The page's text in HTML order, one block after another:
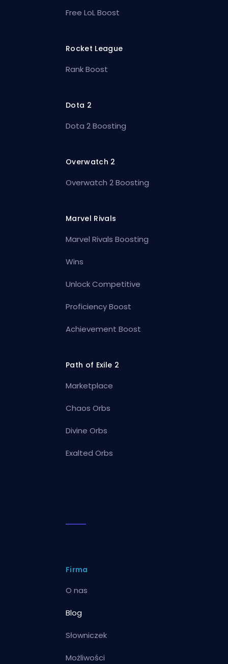
Free LoL Boost
Rocket League
Rank Boost
Dota 2
Dota 2 Boosting
Overwatch 2
Overwatch 2 Boosting
Marvel Rivals
Marvel Rivals Boosting
Wins
Unlock Competitive
Proficiency Boost
Achievement Boost
Path of Exile 2
Marketplace
Chaos Orbs
Divine Orbs
Exalted Orbs
Firma
O nas
Blog
Słowniczek
Możliwości